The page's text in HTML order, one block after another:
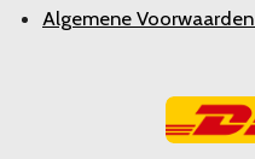
Algemene Voorwaarden